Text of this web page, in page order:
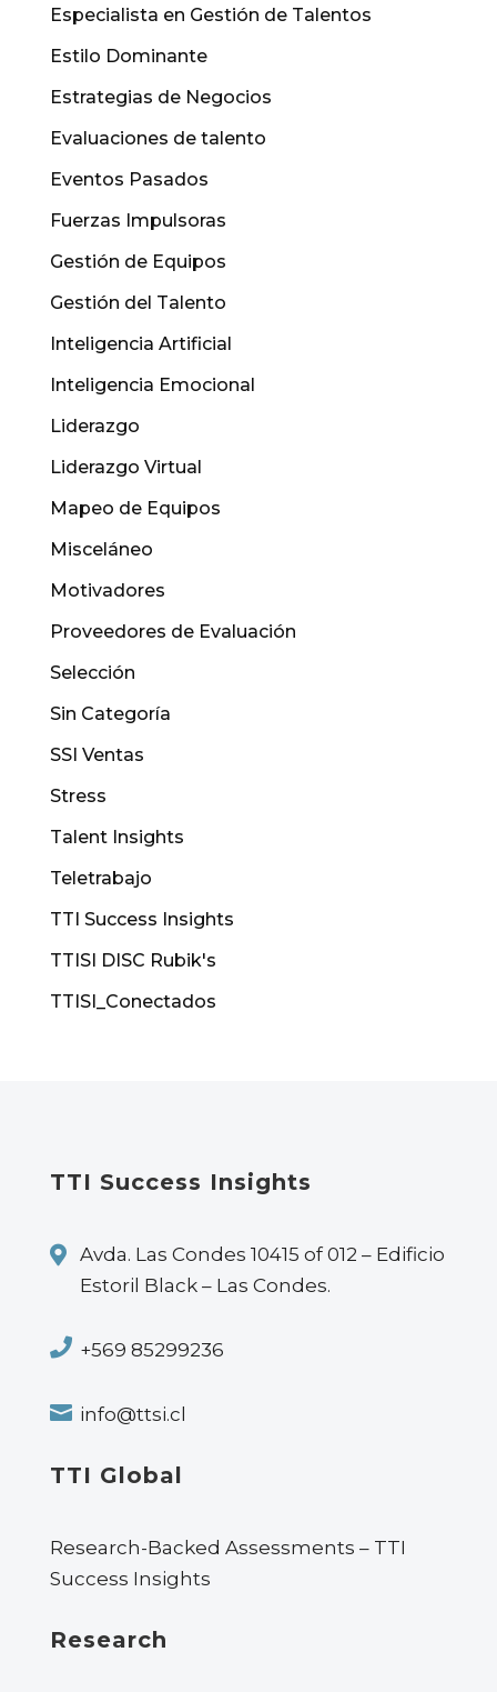
Especialista en Gestión de Talentos
Estilo Dominante
Estrategias de Negocios
Evaluaciones de talento
Eventos Pasados
Fuerzas Impulsoras
Gestión de Equipos
Gestión del Talento
Inteligencia Artificial
Inteligencia Emocional
Liderazgo
Liderazgo Virtual
Mapeo de Equipos
Misceláneo
Motivadores
Proveedores de Evaluación
Selección
Sin Categoría
SSI Ventas
Stress
Talent Insights
Teletrabajo
TTI Success Insights
TTISI DISC Rubik's
TTISI_Conectados
TTI Success Insights

Avda. Las Condes 10415 of 012 – Edificio
Estoril Black – Las Condes.
 +569 85299236
 info@ttsi.cl
TTI Global
Research-Backed Assessments – TTI
Success Insights
Research